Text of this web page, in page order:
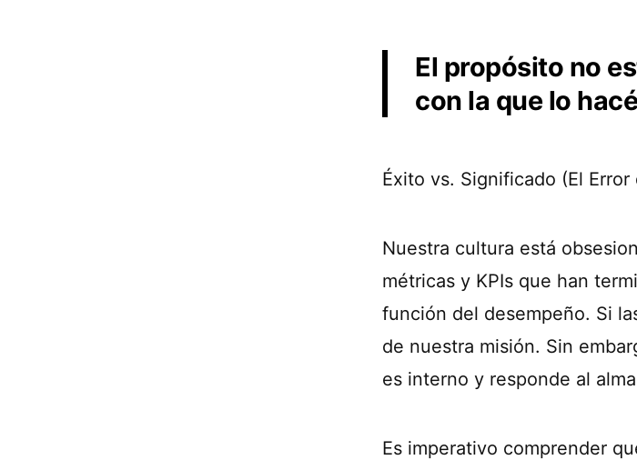
El propósito no
con la que lo
Éxito vs. Significado (El
Nuestra cultura está
métricas y KPIs que han
función del desempeño. Si
de nuestra misión. Sin
es interno y responde al
Es imperativo comprender